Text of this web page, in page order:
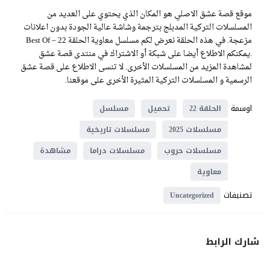
موقع قصة عشق الاصلي هو المكان الذي يحتوي على العديد من
المسلسلات التركية المدبلج بترجمة وشاشة عالية الجودة بدون اعلانات
مزعجة. في هذه الحلقة نعرض لكم مسلسل معاوية الحلقة 22 – Best Of
.يمكنكم الاطلاع أيضا على شبكة أو الاشتراك في منتدى قصة عشق
لمشاهدة المزيد من المسلسلات الأخرى. لا تنسى الاطلاع على قصة عشق
الرسمية و المسلسلات التركية المثيرة الأخرى على موقعنا.
اوسمة
الحلقة 22 تحميل
مسلسل
مسلسلات 2025
مسلسلات تاريخية
مسلسلات حروب
مسلسلات دراما
مشاهدة
معاوية
تصنيفات Uncategorized
شارك الرابط